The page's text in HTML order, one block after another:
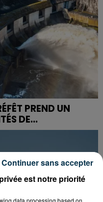
PREND UN
DE...
est notre priorité
data processing based on
Continuer sans accepter